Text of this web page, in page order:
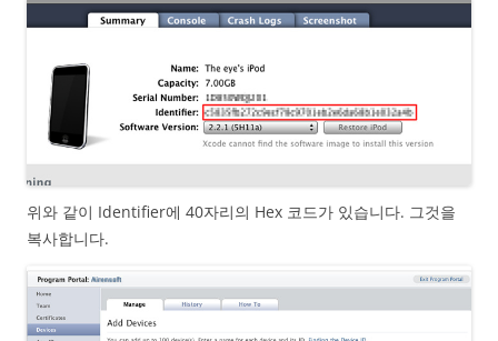
위와 같이 Identifier에 40자리의 Hex 코드가 있습니다. 그것을
복사합니다.